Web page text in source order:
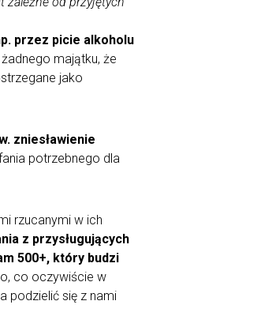
przez picie alkoholu
majątku, że
jako
zniesławienie
potrzebnego dla
rzucanymi w ich
z przysługujących
500+, który budzi
co oczywiście w
podzielić się z nami